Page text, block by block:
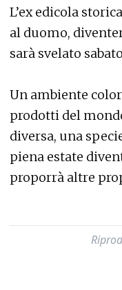
L’ex edicola
al duomo,
sarà svelato
Un ambiente
prodotti del
diversa, una
piena estate
proporrà altre